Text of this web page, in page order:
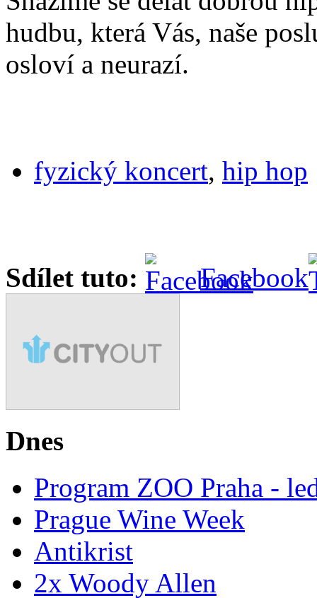
hudbu, která Vás, naše
osloví a neurazí.
fyzický koncert, hip hop
Sdílet tuto: Facebook
Dnes
Program ZOO Praha -
Prague Wine Week
Antikrist
2x Woody Allen